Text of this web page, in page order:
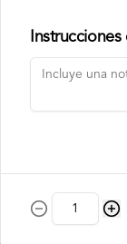
Instrucciones